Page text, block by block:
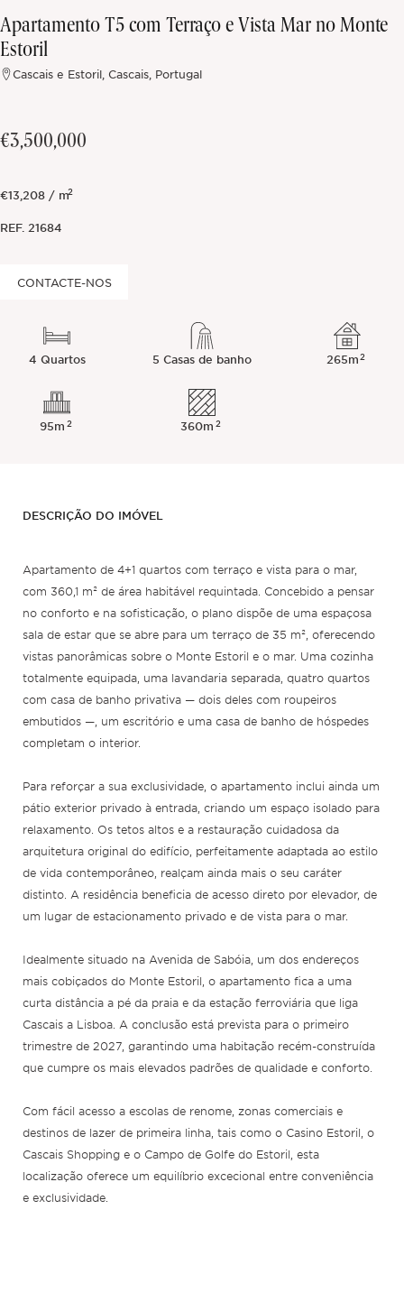
Apartamento T5 com Terraço e Vista Mar no Monte
Estoril
Cascais e Estoril, Cascais, Portugal
€3,500,000
€13,208 / m2
REF. 21684
4 Quartos 5 Casas de banho 265m2
95m2 360m2
CONTACTE-NOS
DESCRIÇÃO DO IMÓVEL
Apartamento de 4+1 quartos com terraço e vista para o mar,
com 360,1 m² de área habitável requintada. Concebido a pensar
no conforto e na sofisticação, o plano dispõe de uma espaçosa
sala de estar que se abre para um terraço de 35 m², oferecendo
vistas panorâmicas sobre o Monte Estoril e o mar. Uma cozinha
totalmente equipada, uma lavandaria separada, quatro quartos
com casa de banho privativa — dois deles com roupeiros
embutidos —, um escritório e uma casa de banho de hóspedes
completam o interior.
Para reforçar a sua exclusividade, o apartamento inclui ainda um
pátio exterior privado à entrada, criando um espaço isolado para
relaxamento. Os tetos altos e a restauração cuidadosa da
arquitetura original do edifício, perfeitamente adaptada ao estilo
de vida contemporâneo, realçam ainda mais o seu caráter
distinto. A residência beneficia de acesso direto por elevador, de
um lugar de estacionamento privado e de vista para o mar.
Idealmente situado na Avenida de Sabóia, um dos endereços
mais cobiçados do Monte Estoril, o apartamento fica a uma
curta distância a pé da praia e da estação ferroviária que liga
Cascais a Lisboa. A conclusão está prevista para o primeiro
trimestre de 2027, garantindo uma habitação recém-construída
que cumpre os mais elevados padrões de qualidade e conforto.
Com fácil acesso a escolas de renome, zonas comerciais e
destinos de lazer de primeira linha, tais como o Casino Estoril, o
Cascais Shopping e o Campo de Golfe do Estoril, esta
localização oferece um equilíbrio excecional entre conveniência
e exclusividade.
Fora do mercado
Todas as propriedades